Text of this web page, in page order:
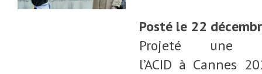
Posté le 22
Projeté
l’ACID à Cannes